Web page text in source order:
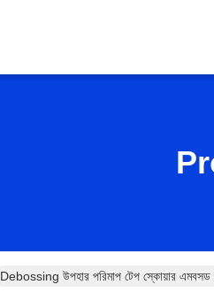
Debossing উপহার পরিমাপ টেপ স্কোয়ার